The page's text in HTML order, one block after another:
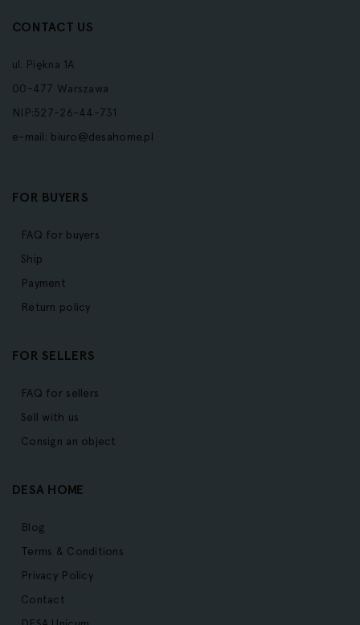
CONTACT US
ul. Piękna 1A
00-477 Warszawa
NIP:527-26-44-731
e-mail: biuro@desahome.pl
FOR BUYERS
FAQ for buyers
Ship
Payment
Return policy
FOR SELLERS
FAQ for sellers
Sell with us
Consign an object
DESA HOME
Blog
Terms & Conditions
Privacy Policy
Contact